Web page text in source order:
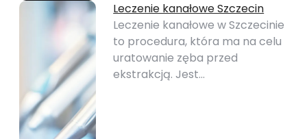
Leczenie kanałowe Szczecin
Leczenie kanałowe w Szczecinie
to procedura, która ma na celu
uratowanie zęba przed
ekstrakcją. Jest…